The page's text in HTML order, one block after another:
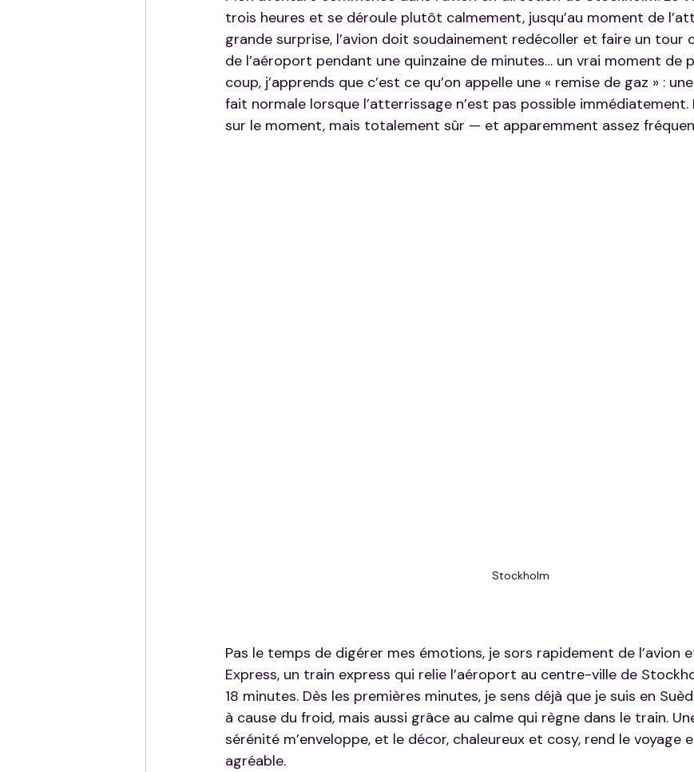
trois heures et se déroule plutôt calmement, jusqu’au moment de
grande surprise, l’avion doit soudainement redécoller et faire un tour
de l’aéroport pendant une quinzaine de minutes… un vrai moment de
coup, j’apprends que c’est ce qu’on appelle une « remise de gaz » :
fait normale lorsque l’atterrissage n’est pas possible
sur le moment, mais totalement sûr — et apparemment assez
Stockholm
Pas le temps de digérer mes émotions, je sors rapidement de l’avion
Express, un train express qui relie l’aéroport au centre-ville de
18 minutes. Dès les premières minutes, je sens déjà que je suis en
à cause du froid, mais aussi grâce au calme qui règne dans le train.
sérénité m’enveloppe, et le décor, chaleureux et cosy, rend le voyage
agréable.